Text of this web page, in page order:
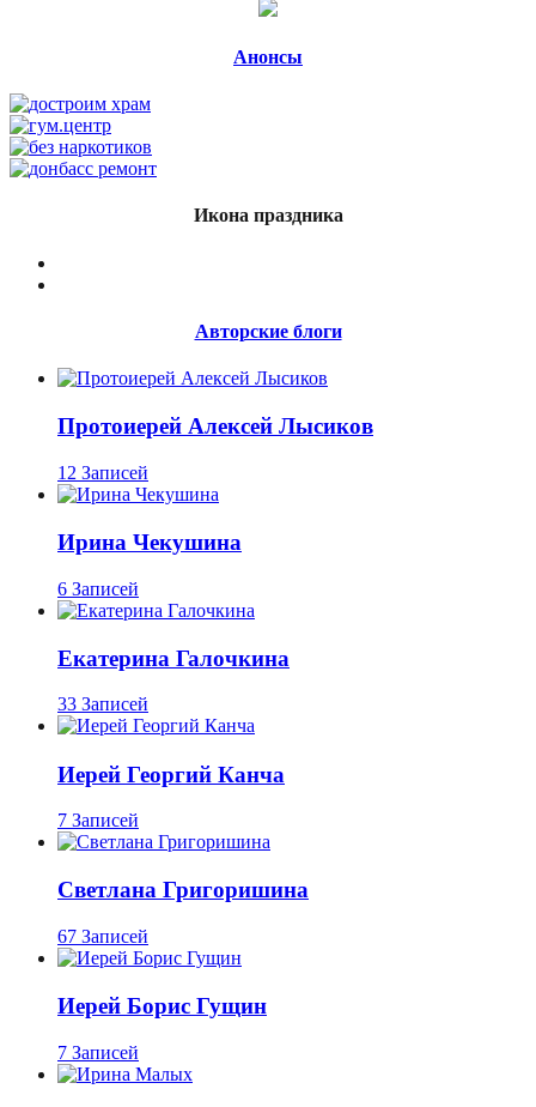
Анонсы
Икона праздника
Авторские блоги
Протоиерей Алексей Лысиков
12 Записей
Ирина Чекушина
6 Записей
Екатерина Галочкина
33 Записей
Иерей Георгий Канча
7 Записей
Светлана Григоришина
67 Записей
Иерей Борис Гущин
7 Записей